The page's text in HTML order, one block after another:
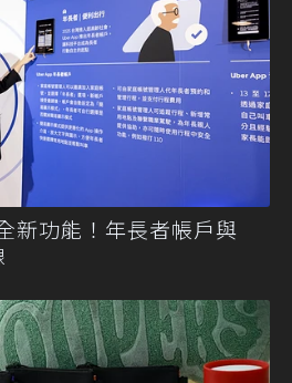
新功能！年長者帳戶與